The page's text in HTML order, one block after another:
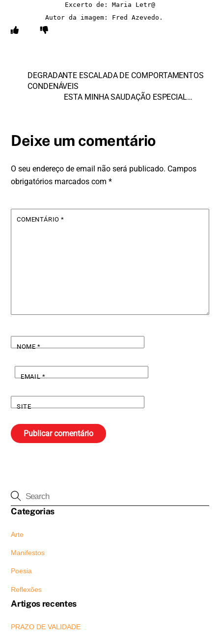
Excerto de: Maria Letr@
Autor da imagem: Fred Azevedo.
DEGRADANTE ESCALADA DE COMPORTAMENTOS
CONDENÁVEIS
ESTA MINHA SAUDAÇÃO ESPECIAL…
Deixe um comentário
O seu endereço de email não será publicado. Campos
obrigatórios marcados com*
COMENTÁRIO*
NOME*
EMAIL*
SITE
Categorias
Arte
Manifestos
Poesia
Reflexões
Artigos recentes
PRAZO DE VALIDADE